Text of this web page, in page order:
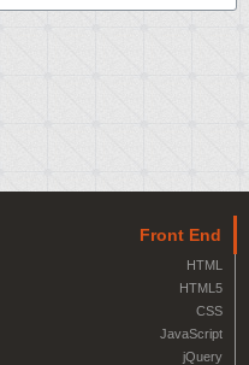
Front End
HTML
HTML5
CSS
JavaScript
jQuery